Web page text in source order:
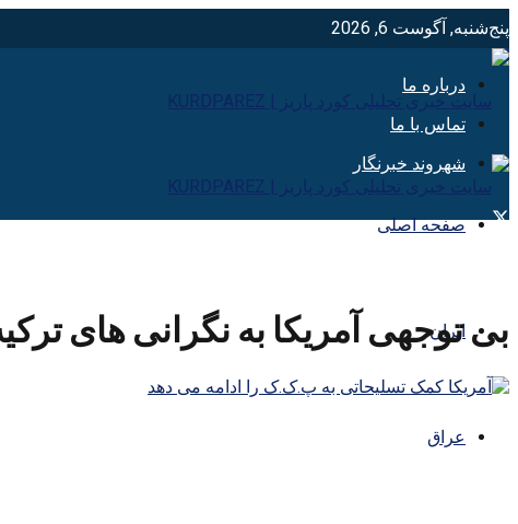
پنج‌شنبه, آگوست 6, 2026
درباره ما
تماس با ما
شهروند خبرنگار
صفحه اصلی
ایران
عراق
بی توجهی آمریکا به نگرانی های